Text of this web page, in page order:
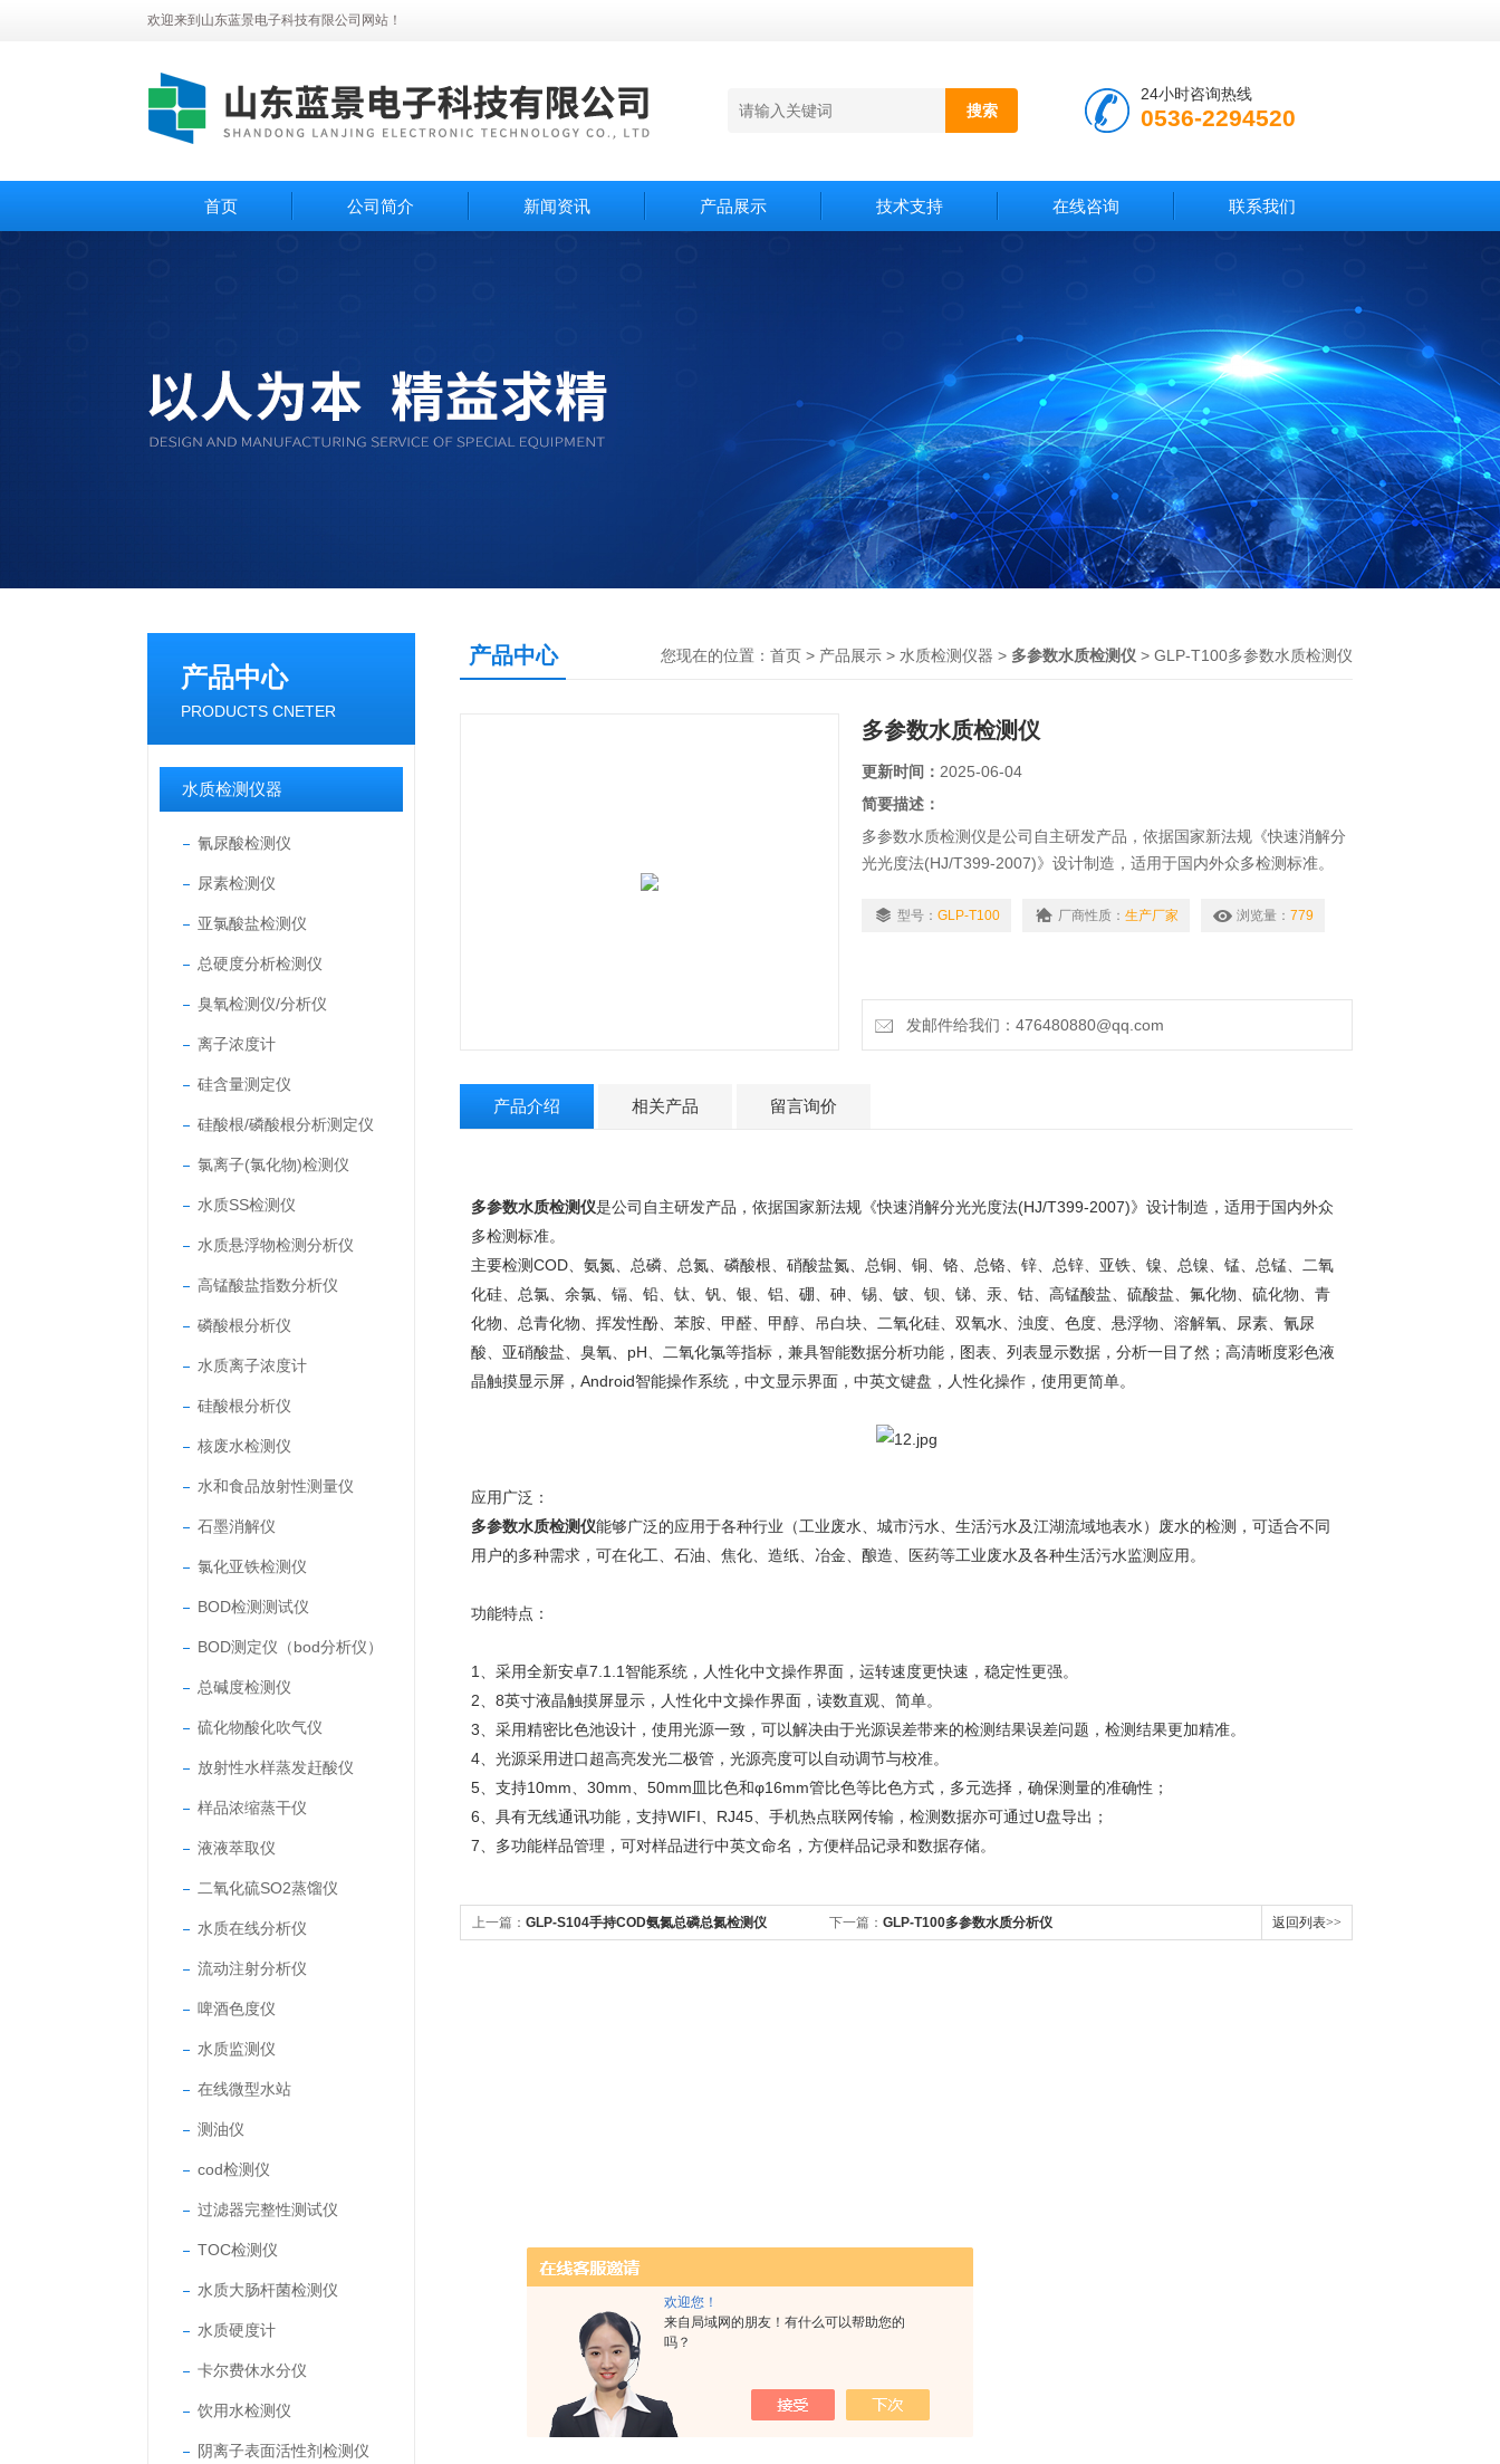
欢迎您！
来自局域网的朋友！有什么可以帮助您的
吗？
欢迎来到山东蓝景电子科技有限公司网站！
24小时咨询热线
0536-2294520
首页 公司简介 新闻资讯 产品展示 技术支持 在线咨询 联系我们
产品中心
PRODUCTS CNETER
水质检测仪器
氰尿酸检测仪
尿素检测仪
亚氯酸盐检测仪
总硬度分析检测仪
臭氧检测仪/分析仪
离子浓度计
硅含量测定仪
硅酸根/磷酸根分析测定仪
氯离子(氯化物)检测仪
水质SS检测仪
水质悬浮物检测分析仪
高锰酸盐指数分析仪
磷酸根分析仪
水质离子浓度计
硅酸根分析仪
核废水检测仪
水和食品放射性测量仪
石墨消解仪
氯化亚铁检测仪
BOD检测测试仪
BOD测定仪（bod分析仪）
总碱度检测仪
硫化物酸化吹气仪
放射性水样蒸发赶酸仪
样品浓缩蒸干仪
液液萃取仪
二氧化硫SO2蒸馏仪
水质在线分析仪
流动注射分析仪
啤酒色度仪
水质监测仪
在线微型水站
测油仪
cod检测仪
过滤器完整性测试仪
TOC检测仪
水质大肠杆菌检测仪
水质硬度计
卡尔费休水分仪
饮用水检测仪
阴离子表面活性剂检测仪
产品中心 您现在的位置： 首页 > 产品展示 > 水质检测仪器 > 多参数水质检测仪 > GLP-T100多参数水质检测仪
多参数水质检测仪
更新时间： 2025-06-04
简要描述：
多参数水质检测仪是公司自主研发产品，依据国家新法规《快速消解分
光光度法(HJ/T399-2007)》设计制造，适用于国内外众多检测标准。
型号： GLP-T100 厂商性质： 生产厂家 浏览量： 779
发邮件给我们：476480880@qq.com
产品介绍 相关产品 留言询价
多参数水质检测仪是公司自主研发产品，依据国家新法规《快速消解分光光度法(HJ/T399-2007)》设计制造，适用于国内外众
多检测标准。
主要检测COD、氨氮、总磷、总氮、磷酸根、硝酸盐氮、总铜、铜、铬、总铬、锌、总锌、亚铁、镍、总镍、锰、总锰、二氧
化硅、总氯、余氯、镉、铅、钛、钒、银、铝、硼、砷、锡、铍、钡、锑、汞、钴、高锰酸盐、硫酸盐、氟化物、硫化物、青
化物、总青化物、挥发性酚、苯胺、甲醛、甲醇、吊白块、二氧化硅、双氧水、浊度、色度、悬浮物、溶解氧、尿素、氰尿
酸、亚硝酸盐、臭氧、pH、二氧化氯等指标，兼具智能数据分析功能，图表、列表显示数据，分析一目了然；高清晰度彩色液
晶触摸显示屏，Android智能操作系统，中文显示界面，中英文键盘，人性化操作，使用更简单。
应用广泛：
多参数水质检测仪能够广泛的应用于各种行业（工业废水、城市污水、生活污水及江湖流域地表水）废水的检测，可适合不同
用户的多种需求，可在化工、石油、焦化、造纸、冶金、酿造、医药等工业废水及各种生活污水监测应用。
功能特点：
1、采用全新安卓7.1.1智能系统，人性化中文操作界面，运转速度更快速，稳定性更强。
2、8英寸液晶触摸屏显示，人性化中文操作界面，读数直观、简单。
3、采用精密比色池设计，使用光源一致，可以解决由于光源误差带来的检测结果误差问题，检测结果更加精准。
4、光源采用进口超高亮发光二极管，光源亮度可以自动调节与校准。
5、支持10mm、30mm、50mm皿比色和φ16mm管比色等比色方式，多元选择，确保测量的准确性；
6、具有无线通讯功能，支持WIFI、RJ45、手机热点联网传输，检测数据亦可通过U盘导出；
7、多功能样品管理，可对样品进行中英文命名，方便样品记录和数据存储。
上一篇： GLP-S104手持COD氨氮总磷总氮检测仪 下一篇： GLP-T100多参数水质分析仪 返回列表>>